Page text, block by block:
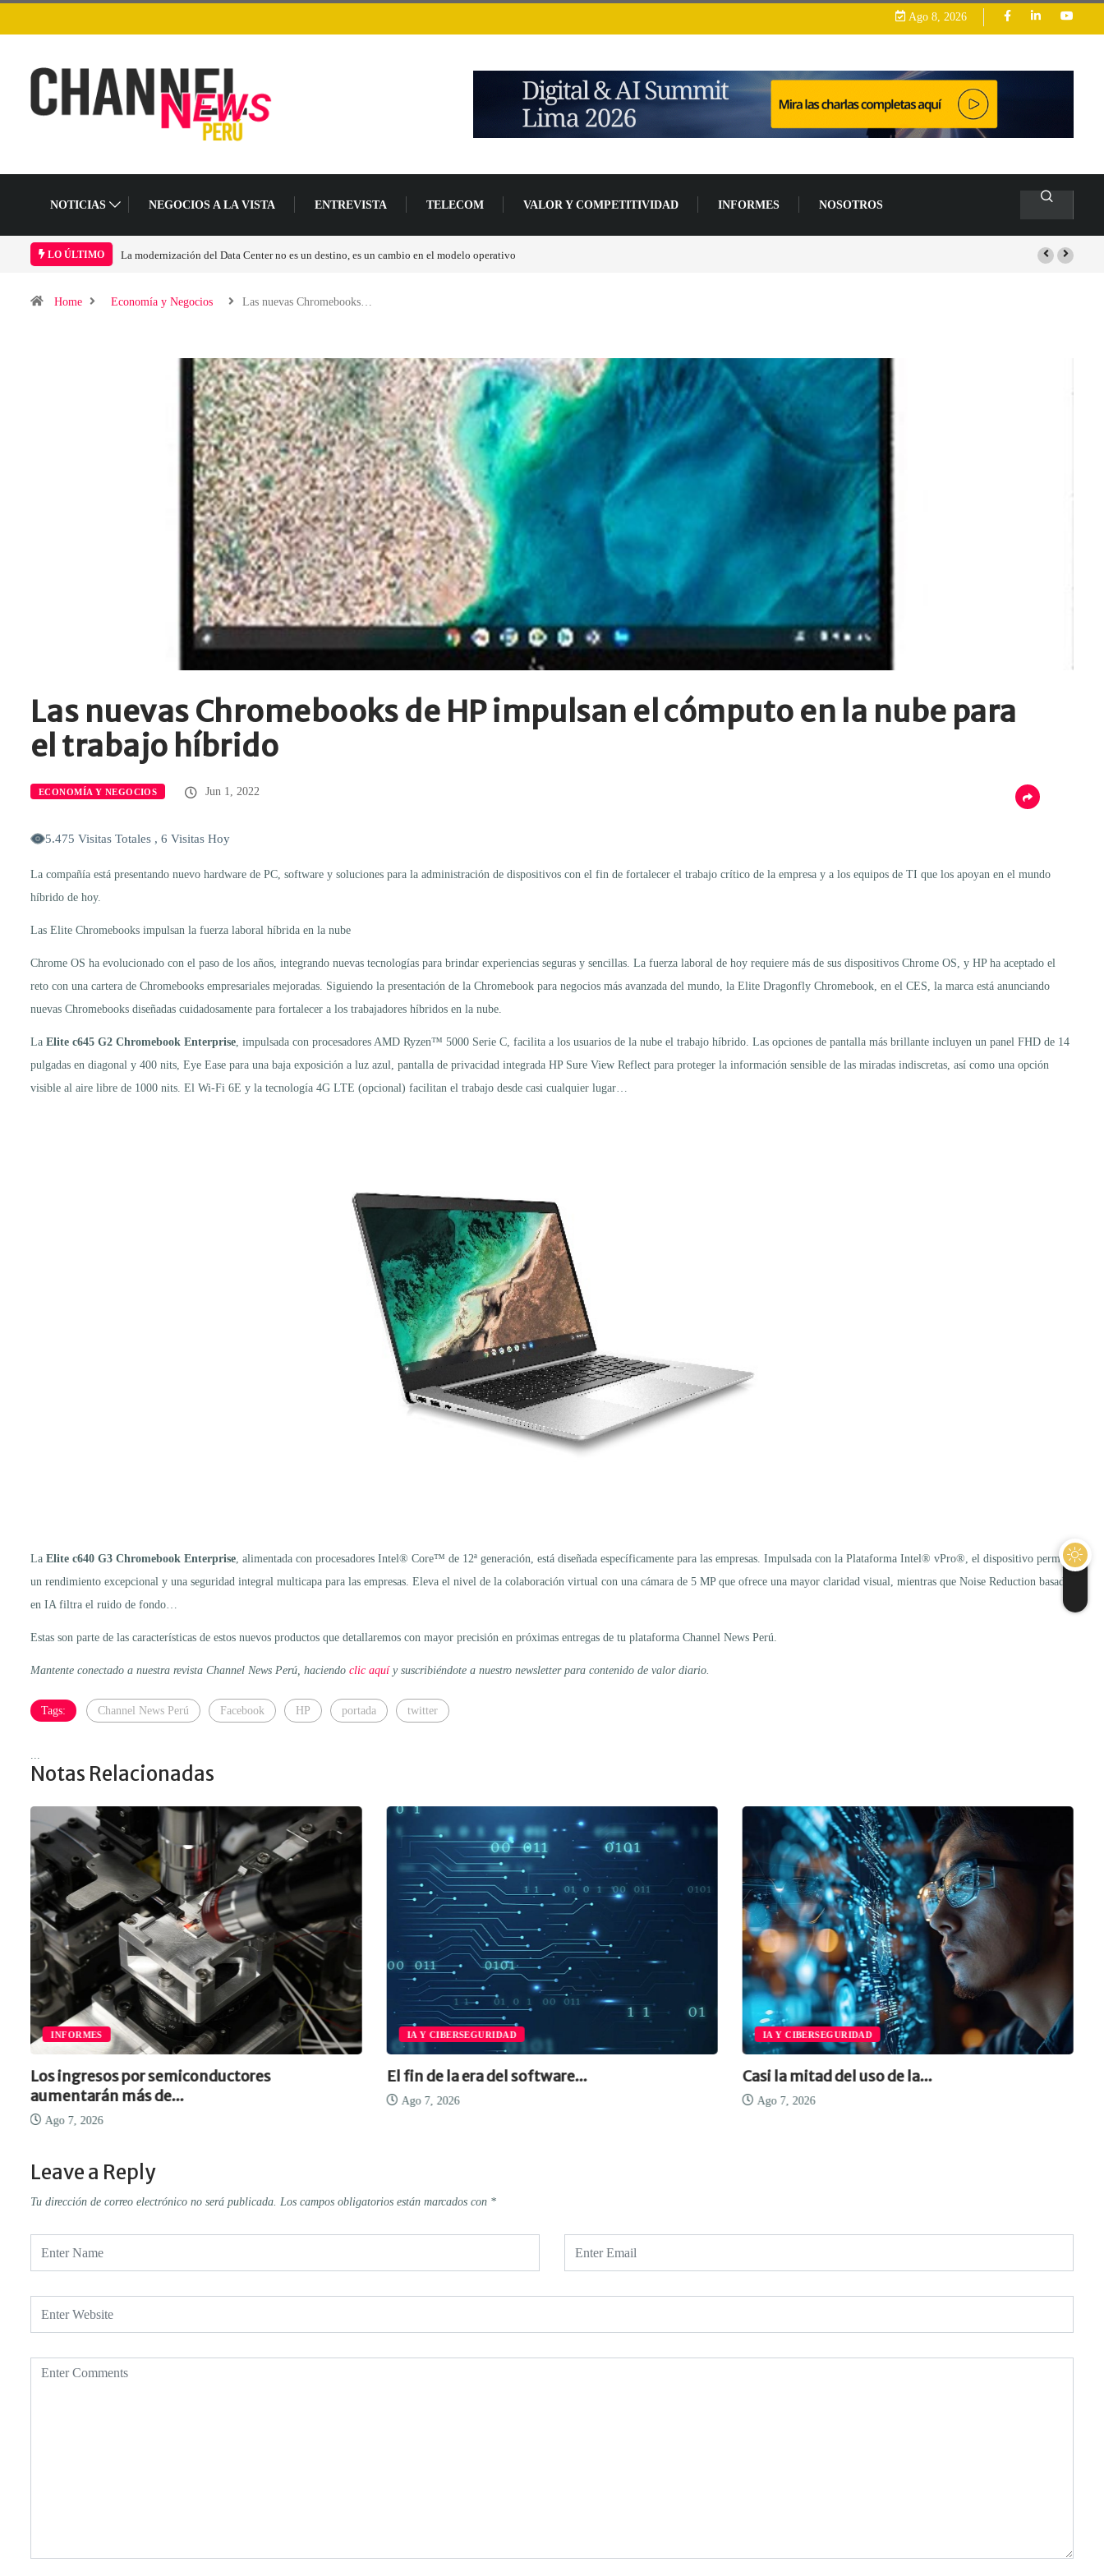
Ago 8, 2026
NOTICIAS NEGOCIOS A LA VISTA ENTREVISTA TELECOM VALOR Y COMPETITIVIDAD INFORMES NOSOTROS
LO ÚLTIMO Los ingresos por semiconductores aumentarán más de un 94 % en 2026
Home Economía y Negocios Las nuevas Chromebooks…
Las nuevas Chromebooks de HP impulsan el cómputo en la nube para
el trabajo híbrido
ECONOMÍA Y NEGOCIOS Jun 1, 2022
5.475 Visitas Totales , 6 Visitas Hoy
La compañía está presentando nuevo hardware de PC, software y soluciones para la administración de dispositivos con el fin de fortalecer el trabajo crítico de la empresa y a los equipos de TI que los apoyan en el mundo
híbrido de hoy.
Las Elite Chromebooks impulsan la fuerza laboral híbrida en la nube
Chrome OS ha evolucionado con el paso de los años, integrando nuevas tecnologías para brindar experiencias seguras y sencillas. La fuerza laboral de hoy requiere más de sus dispositivos Chrome OS, y HP ha aceptado el
reto con una cartera de Chromebooks empresariales mejoradas. Siguiendo la presentación de la Chromebook para negocios más avanzada del mundo, la Elite Dragonfly Chromebook, en el CES, la marca está anunciando
nuevas Chromebooks diseñadas cuidadosamente para fortalecer a los trabajadores híbridos en la nube.
La Elite c645 G2 Chromebook Enterprise , impulsada con procesadores AMD Ryzen™ 5000 Serie C, facilita a los usuarios de la nube el trabajo híbrido. Las opciones de pantalla más brillante incluyen un panel FHD de 14
pulgadas en diagonal y 400 nits, Eye Ease para una baja exposición a luz azul, pantalla de privacidad integrada HP Sure View Reflect para proteger la información sensible de las miradas indiscretas, así como una opción
visible al aire libre de 1000 nits. El Wi-Fi 6E y la tecnología 4G LTE (opcional) facilitan el trabajo desde casi cualquier lugar…
La Elite c640 G3 Chromebook Enterprise , alimentada con procesadores Intel® Core™ de 12ª generación, está diseñada específicamente para las empresas. Impulsada con la Plataforma Intel® vPro®, el dispositivo permite
un rendimiento excepcional y una seguridad integral multicapa para las empresas. Eleva el nivel de la colaboración virtual con una cámara de 5 MP que ofrece una mayor claridad visual, mientras que Noise Reduction basado
en IA filtra el ruido de fondo…
Estas son parte de las características de estos nuevos productos que detallaremos con mayor precisión en próximas entregas de tu plataforma Channel News Perú.
Mantente conectado a nuestra revista Channel News Perú, haciendo clic aquíy suscribiéndote a nuestro newsletter para contenido de valor diario.
Tags: Channel News Perú Facebook HP portada twitter
Notas Relacionadas
INFORMES
Los ingresos por semiconductores
aumentarán más de...
Ago 7, 2026
IA Y CIBERSEGURIDAD
El fin de la era del software...
Ago 7, 2026
IA Y CIBERSEGURIDAD
Casi la mitad del uso de la...
Ago 7, 2026
Leave a Reply
Tu dirección de correo electrónico no será publicada. Los campos obligatorios están marcados con *